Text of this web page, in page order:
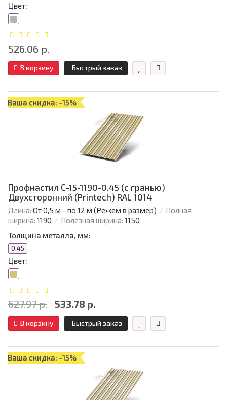
Цвет:
526.06 р.
В корзину Быстрый заказ
Ваша скидка: -15%
Профнастил С-15-1190-0.45 (с гранью)
Двухсторонний (Printech) RAL 1014
Длина: От 0,5 м - по 12 м (Режем в размер)
Полная
ширина: 1190 Полезная ширина: 1150
Толщина металла, мм:
0.45
Цвет:
627.97 р. 533.78 р.
В корзину Быстрый заказ
Ваша скидка: -15%